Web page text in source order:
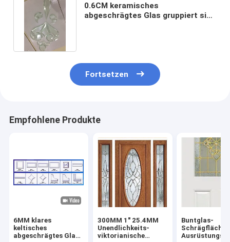
0.6CM keramisches
abgeschrägtes Glas gruppiert sich
Fortsetzen
Empfohlene Produkte
6MM klares
keltisches
abgeschrägtes Glas
300MM 1" 25.4MM
Unendlichkeits-
viktorianische
Buntglas-
Ausrüstungs-